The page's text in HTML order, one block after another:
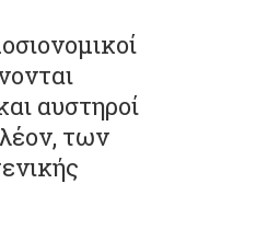
αυστηροί
των